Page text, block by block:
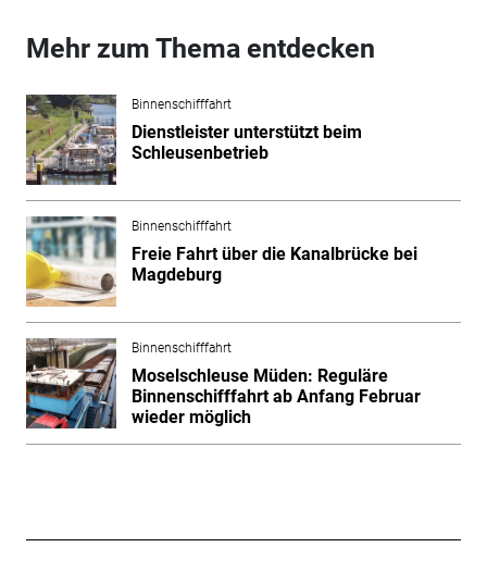
Mehr zum Thema entdecken
Binnenschifffahrt
Dienstleister unterstützt beim
Schleusenbetrieb
Binnenschifffahrt
Freie Fahrt über die Kanalbrücke bei
Magdeburg
Binnenschifffahrt
Moselschleuse Müden: Reguläre
Binnenschifffahrt ab Anfang Februar
wieder möglich